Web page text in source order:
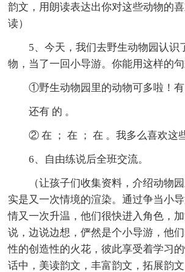
韵文，用朗读表达出你对这些动物的
读）
5、今天，我们去野生动物园认识
物，当了一回小导游。你能用这样的
①野生动物园里的动物可多啦！有
还有 的 。
② 在 ； 在 ； 在 。我多么喜欢这
6、自由练说后全班交流。
（让孩子们收集资料，介绍动物
实是又一次情境的渲染。通过争当小
情又一次升温，他们很快进入角色，
说，边说边想，俨然是个小导游，他
性的创造性的火花，彼此享受着学习
话中，美读韵文，丰富韵文，拓展韵